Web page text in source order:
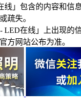
线」包含的内容和
疏失。
LED在线」上出现的
方网站公布为准。